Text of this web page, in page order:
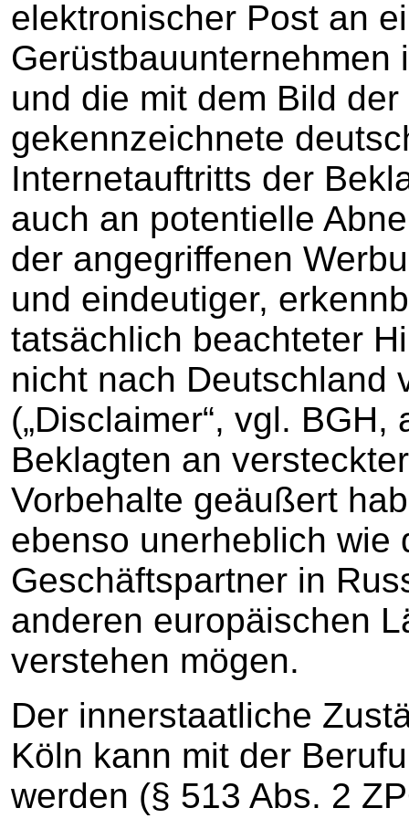
elektronischer Post an
und die mit dem Bild
gekennzeichnete
Internetauftritts der
auch an potentielle
der angegriffenen
und eindeutiger,
tatsächlich beachteter
nicht nach Deutschland
(„Disclaimer“, vgl.
Beklagten an
Vorbehalte geäußert
ebenso unerheblich wie
Geschäftspartner in
anderen europäischen
verstehen mögen.
Der innerstaatliche
Köln kann mit der
werden (§ 513 Abs. 2